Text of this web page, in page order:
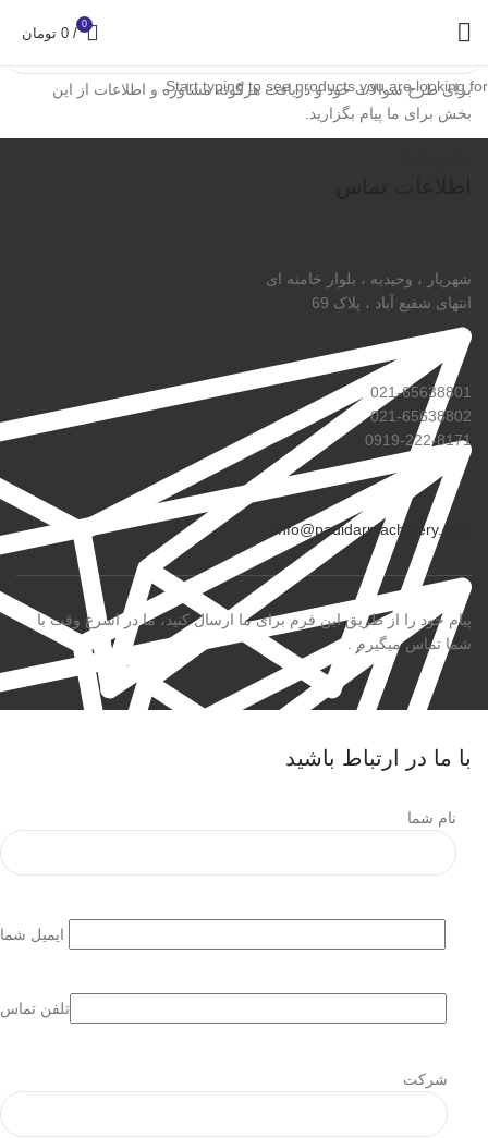
0
/
0 تومان
برای طرح سوالات خود و دریافت هرگونه مشاوره و اطلاعات از این
بخش برای ما پیام بگزارید.
شهریار ، وحیدیه ، بلوار خامنه ای
انتهای شفیع آباد ، پلاک 69
021-65638801
021-65638802
0919-222-8171
info@padidarmachinery.com
پیام خود را از طریق این فرم برای ما ارسال کنید، ما در اسرع وقت با
شما تماس میگیرم .
با ما در ارتباط باشید
نام شما
تلفن تماس
شرکت
Start typing to see products you are looking for.